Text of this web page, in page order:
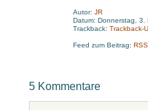
Autor: JR
Datum: Donnerstag, 3.
Trackback: Trackback-
Feed zum Beitrag:
5 Kommentare